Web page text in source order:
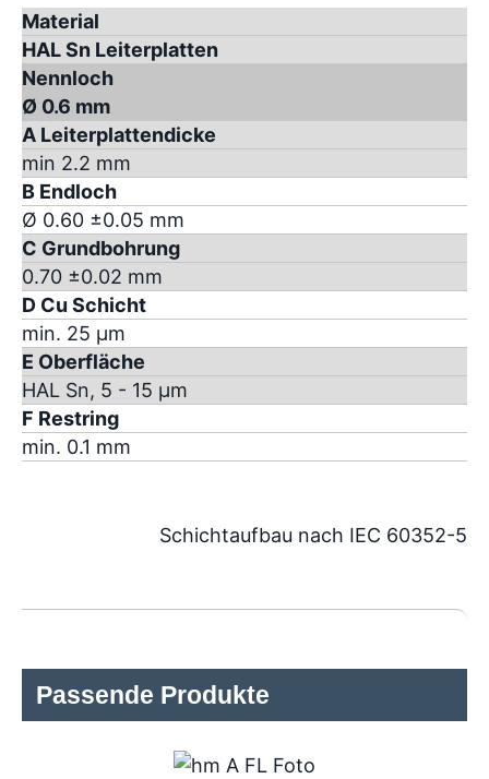
Material
HAL Sn Leiterplatten
Nennloch
Ø 0.6 mm
A Leiterplattendicke
min 2.2 mm
B Endloch
Ø 0.60 ±0.05 mm
C Grundbohrung
0.70 ±0.02 mm
D Cu Schicht
min. 25 µm
E Oberfläche
HAL Sn, 5 - 15 µm
F Restring
min. 0.1 mm
Schichtaufbau nach IEC 60352-5
Passende Produkte